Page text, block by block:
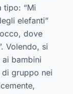
tipo: “Mi
elefanti”
dove
Volendo, si
bambini
gruppo nei